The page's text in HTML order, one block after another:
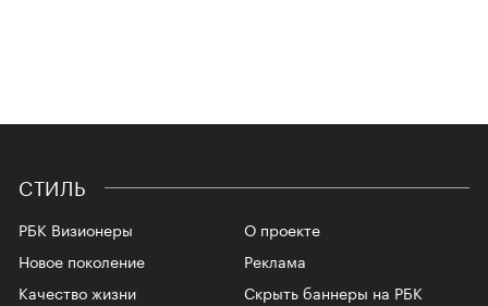
СТИЛЬ
РБК Визионеры
Новое поколение
Качество жизни
О проекте
Реклама
Скрыть баннеры на РБК